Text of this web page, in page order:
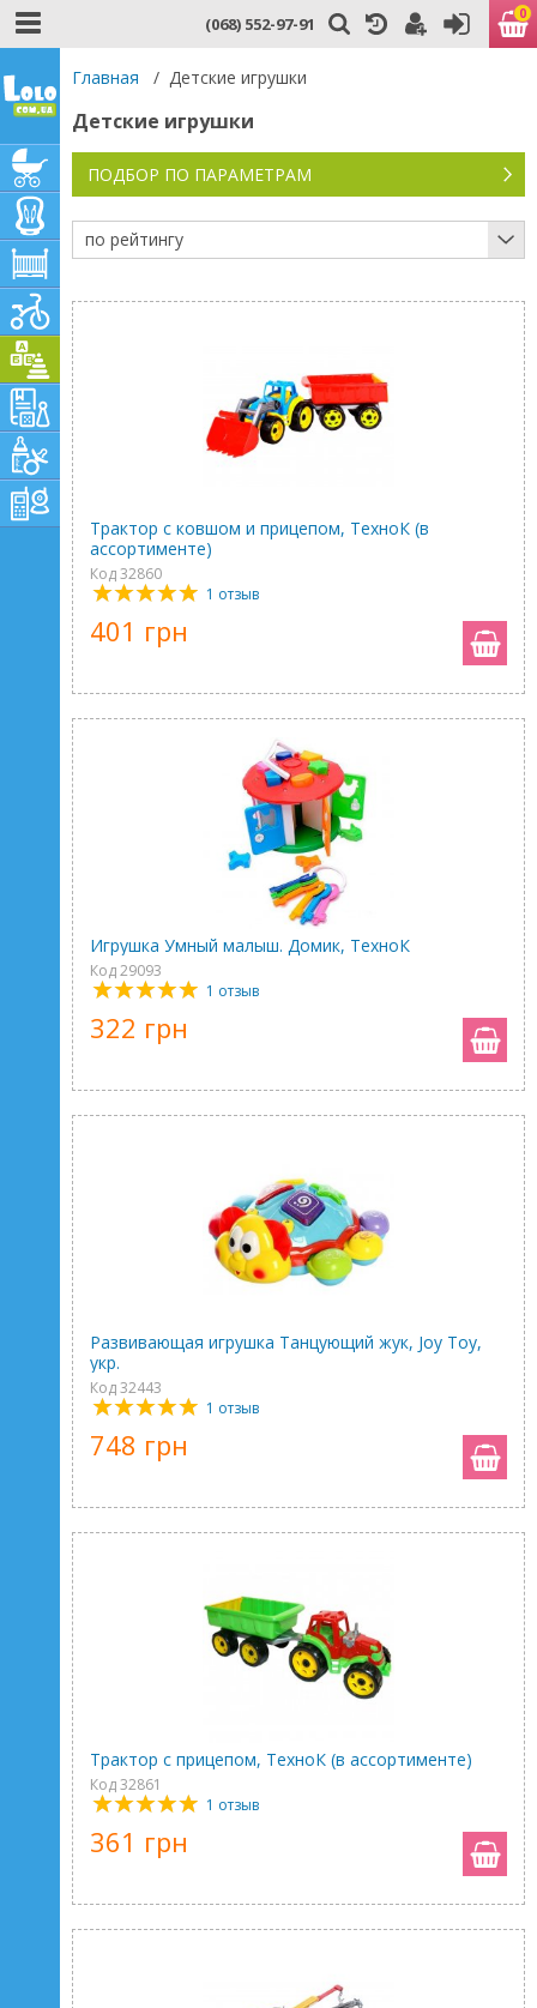
(068) 552-97-91 0
Главная / Детские игрушки
Детские игрушки
ПОДБОР ПО ПАРАМЕТРАМ
по рейтингу
Трактор с ковшом и прицепом, ТехноК (в
ассортименте)
Код 32860
1 отзыв
401 грн
Игрушка Умный малыш. Домик, ТехноК
Код 29093
1 отзыв
322 грн
Развивающая игрушка Танцующий жук, Joy Toy,
укр.
Код 32443
1 отзыв
748 грн
Трактор с прицепом, ТехноК (в ассортименте)
Код 32861
1 отзыв
361 грн